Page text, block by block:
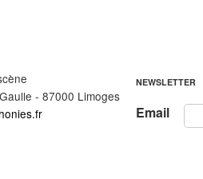
- 87000 Limoges
NEWSLETTER
Email